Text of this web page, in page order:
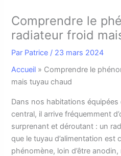
Comprendre le
radiateur froid
Par Patrice / 23 mars 2024
Accueil » Comprendre le
mais tuyau chaud
Dans nos habitations équipées
central, il arrive fréquemment
surprenant et déroutant : un
que le tuyau d’alimentation est
phénomène, loin d’être